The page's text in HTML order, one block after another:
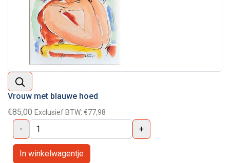
Vrouw met blauwe hoed
€85,00 Exclusief BTW: €77,98
- +